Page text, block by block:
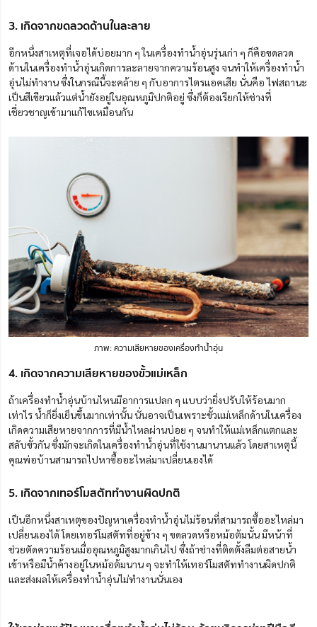
3. เกิดจากขดลวดด้านในละลาย
อีกหนึ่งสาเหตุที่เจอได้บ่อยมาก ๆ ในเครื่องทำน้ำอุ่นรุ่นเก่า ๆ ก็คือขดลวด
ด้านในเครื่องทำน้ำอุ่นเกิดการละลายจากความร้อนสูง จนทำให้เครื่องทำน้ำ
อุ่นไม่ทำงาน ซึ่งในกรณีนี้จะคล้าย ๆ กับอาการไตรแอคเสีย นั่นคือ ไฟสถานะ
เป็นสีเขียวแล้วแต่น้ำยังอยู่ในอุณหภูมิปกติอยู่ ซึ่งก็ต้องเรียกให้ช่างที่
เชี่ยวชาญเข้ามาแก้ไขเหมือนกัน
ภาพ: ความเสียหายของเครื่องทําน้ำอุ่น
4. เกิดจากความเสียหายของขั้วแม่เหล็ก
ถ้าเครื่องทำน้ำอุ่นบ้านไหนมีอาการแปลก ๆ แบบว่ายิ่งปรับให้ร้อนมาก
เท่าไร น้ำก็ยิ่งเย็นขึ้นมากเท่านั้น นั่นอาจเป็นเพราะขั้วแม่เหล็กด้านในเครื่อง
เกิดความเสียหายจากการที่มีน้ำไหลผ่านบ่อย ๆ จนทำให้แม่เหล็กแตกและ
สลับขั้วกัน ซึ่งมักจะเกิดในเครื่องทำน้ำอุ่นที่ใช้งานมานานแล้ว โดยสาเหตุนี้
คุณพ่อบ้านสามารถไปหาซื้ออะไหล่มาเปลี่ยนเองได้
5. เกิดจากเทอร์โมสตัททำงานผิดปกติ
เป็นอีกหนึ่งสาเหตุของปัญหาเครื่องทำน้ำอุ่นไม่ร้อนที่สามารถซื้ออะไหล่มา
เปลี่ยนเองได้ โดยเทอร์โมสตัทที่อยู่ข้าง ๆ ขดลวดหรือหม้อต้มนั้น มีหน้าที่
ช่วยตัดความร้อนเมื่ออุณหภูมิสูงมากเกินไป ซึ่งถ้าช่างที่ติดตั้งลืมต่อสายน้ำ
เข้าหรือมีน้ำค้างอยู่ในหม้อต้มนาน ๆ จะทำให้เทอร์โมสตัททำงานผิดปกติ
และส่งผลให้เครื่องทำน้ำอุ่นไม่ทำงานนั่นเอง